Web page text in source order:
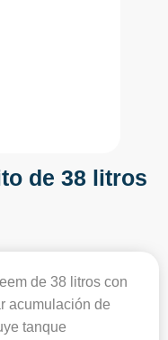
de 38 litros
de 38 litros con
acumulación de
tanque